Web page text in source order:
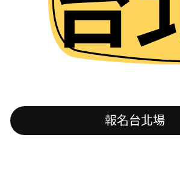
報名台北場